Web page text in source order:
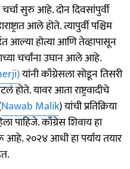
सुरु आहे. दोन दिवसांपुर्वी
आले होते. त्यापुर्वी पश्चिम
आल्या होत्या आणि तेव्हापासून
चर्चांना उघान आले आहे.
यांनी काँग्रेसला सोडून तिसरी
यावर आता राष्ट्रवादीचे
Nawab Malik) यांची प्रतिक्रिया
पाहिजे. काँग्रेस शिवाय हा
आहे. २०२४ आधी हा पर्याय तयार